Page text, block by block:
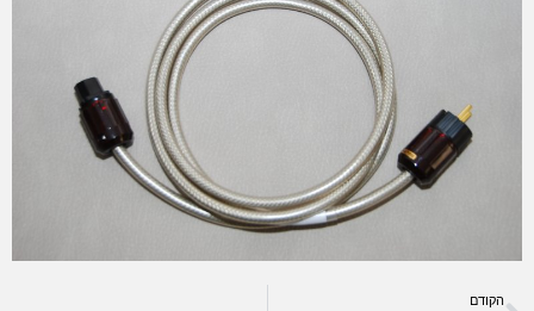
הקודם